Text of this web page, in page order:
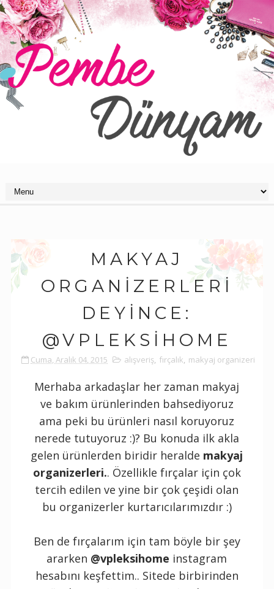
MAKYAJ
ORGANIZERLERI
DEYINCE:
@VPLEKSIHOME
Cuma, Aralık 04, 2015 alışveriş, fırçalık, makyaj organizeri
Merhaba arkadaşlar her zaman makyaj
ve bakım ürünlerinden bahsediyoruz
ama peki bu ürünleri nasıl koruyoruz
nerede tutuyoruz :)? Bu konuda ilk akla
gelen ürünlerden biridir heralde makyaj
organizerleri.. Özellikle fırçalar için çok
tercih edilen ve yine bir çok çeşidi olan
bu organizerler kurtarıcılarımızdır :)
Ben de fırçalarım için tam böyle bir şey
ararken @vpleksihome instagram
hesabını keşfettim.. Sitede birbirinden